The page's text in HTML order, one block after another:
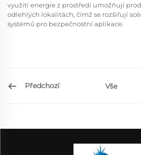
využití energie z prostředí umožňují
odlehlých lokalitách, čímž se rozšiřují
systémů pro bezpečnostní aplikace.
Předchozí Vše